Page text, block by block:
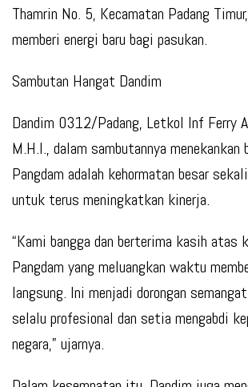
Thamrin No. 5, Kecamatan Padang
memberi energi baru bagi pasukan.
Sambutan Hangat Dandim
Dandim 0312/Padang, Letkol Inf Ferry
M.H.I., dalam sambutannya menekankan
Pangdam adalah kehormatan besar
untuk terus meningkatkan kinerja.
“Kami bangga dan berterima kasih atas
Pangdam yang meluangkan waktu
langsung. Ini menjadi dorongan
selalu profesional dan setia mengabdi
negara,” ujarnya.